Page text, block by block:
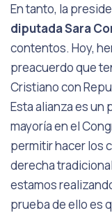
En tanto, la
diputada Sara
contentos. Hoy,
preacuerdo que
Cristiano con
Esta alianza es un
mayoría en el
permitir hacer los
derecha
estamos
prueba de ello es